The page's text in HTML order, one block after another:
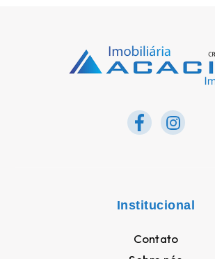
Institucional
Contato